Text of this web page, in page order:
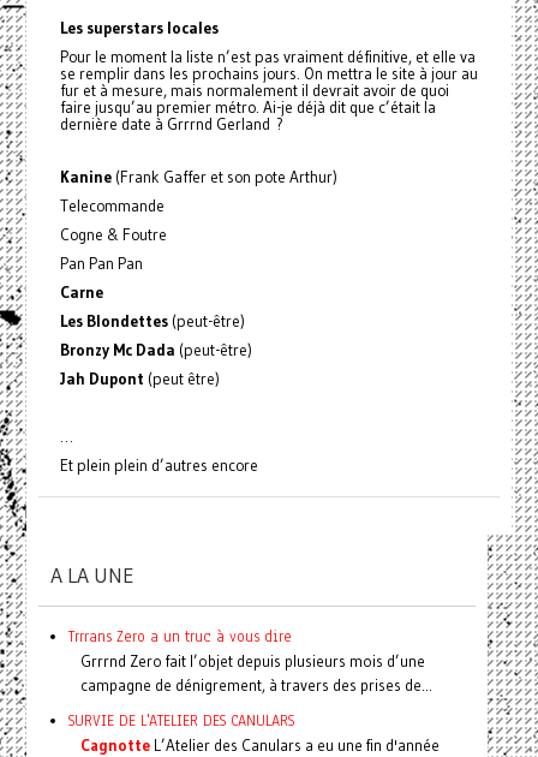
Les superstars locales
Pour le moment la liste n’est pas vraiment définitive, et elle va
se remplir dans les prochains jours. On mettra le site à jour au
fur et à mesure, mais normalement il devrait avoir de quoi
faire jusqu’au premier métro. Ai-je déjà dit que c’était la
dernière date à Grrrnd Gerland ?
Kanine(Frank Gaffer et son pote Arthur)
Telecommande
Cogne & Foutre
Pan Pan Pan
Carne
Les Blondettes(peut-être)
Bronzy Mc Dada (peut-être)
Jah Dupont (peut être)
…
Et plein plein d’autres encore
A LA UNE
Trrrans Zero a un truc à vous dire
Grrrnd Zero fait l’objet depuis plusieurs mois d’une
campagne de dénigrement, à travers des prises de...
SURVIE DE L'ATELIER DES CANULARS
CagnotteL’Atelier des Canulars a eu une fin d'année